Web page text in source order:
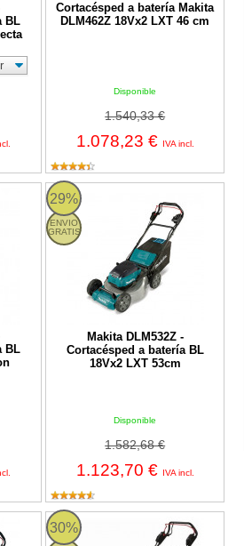
BL
Cortacésped a batería Makita
DLM462Z 18Vx2 LXT 46 cm
Disponible
1.540,33 €
1.078,23 € IVA incl.
BL
29%
ENVIO
GRATIS
Makita DLM532Z -
Cortacésped a batería BL
18Vx2 LXT 53cm
Disponible
1.582,68 €
1.123,70 € IVA incl.
DLM532Z Makita
a batería 18V LXT 33cm
30%
Makita DLM539 - Cortacésped